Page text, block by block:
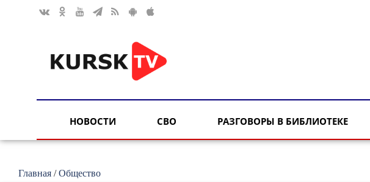
НОВОСТИ СВО РАЗГОВОРЫ В БИБЛИОТЕКЕ
Главная /Общество